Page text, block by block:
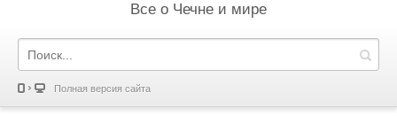
Все о Чечне и мире
Полная версия сайта